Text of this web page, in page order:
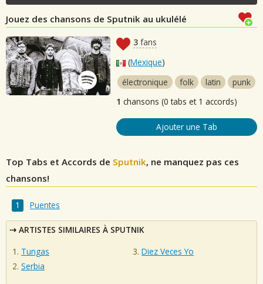
Jouez des chansons de Sputnik au ukulélé
3 fans
(Mexique)
électronique
folk latin
punk
1 chansons (0 tabs et 1 accords)
Ajouter une Tab
Top Tabs et Accords de Sputnik, ne manquez pas ces
chansons!
Puentes
ARTISTES SIMILAIRES À SPUTNIK
Tungas
Serbia
Diez Veces Yo